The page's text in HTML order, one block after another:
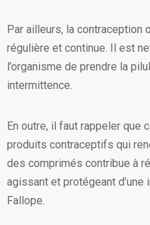
Par ailleurs, la contraception
régulière et continue. Il est
l’organisme de prendre la
intermittence.
En outre, il faut rappeler que
produits contraceptifs qui
des comprimés contribue à
agissant et protégeant
Fallope.